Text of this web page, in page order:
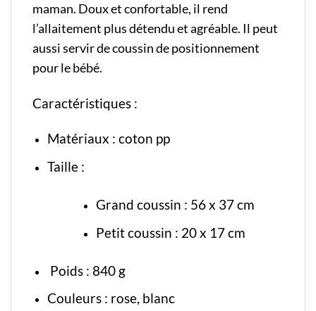
maman. Doux et confortable, il rend
l’allaitement plus détendu et agréable. Il peut
aussi servir de coussin de positionnement
pour le bébé.
Caractéristiques :
Matériaux : coton pp
Taille :
Grand coussin : 56 x 37 cm
Petit coussin : 20 x 17 cm
Poids : 840 g
Couleurs : rose, blanc